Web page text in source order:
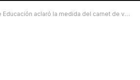
aclaró la medida del carnet de vacunación en las escuelas